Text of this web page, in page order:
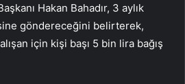
Hakan Bahadır, 3 aylık
göndereceğini belirterek,
için kişi başı 5 bin lira bağış